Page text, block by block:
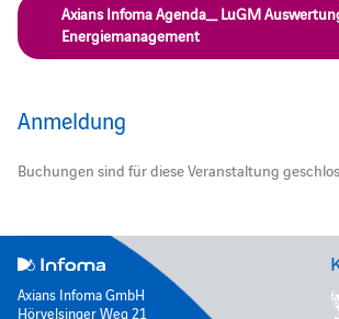
Axians Infoma Agenda_ LuGM
Energiemanagement
Anmeldung
Buchungen sind für diese Veranstaltung
Axians Infoma GmbH
Hörvelsinger Weg 21